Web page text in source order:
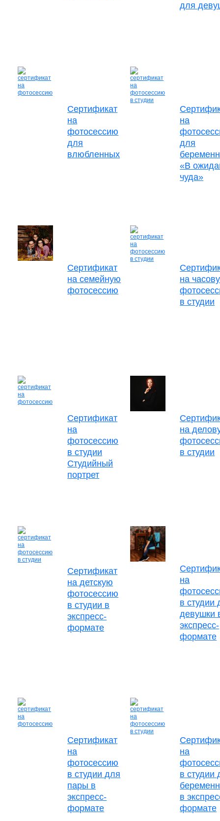
для
Сертификат
на
фотосессию
для
влюбленных
на
для
«В
чуда»
Сертификат
на семейную
фотосессию
на
в студии
Сертификат
на
фотосессию
в студии
Студийный
портрет
на
в студии
Сертификат
на детскую
фотосессию
в студии в
экспресс-
формате
на
в студии
девушки
экспресс-
формате
Сертификат
на
фотосессию
в студии для
пары в
экспресс-
формате
на
в студии
в
формате